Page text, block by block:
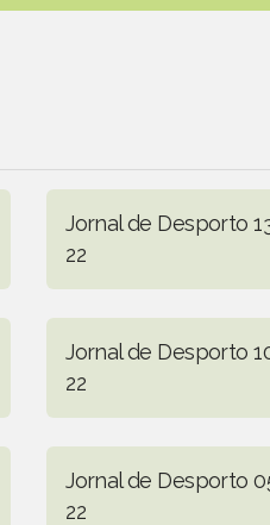
Jornal de Desporto
22
Jornal de Desporto
22
Jornal de Desporto
22